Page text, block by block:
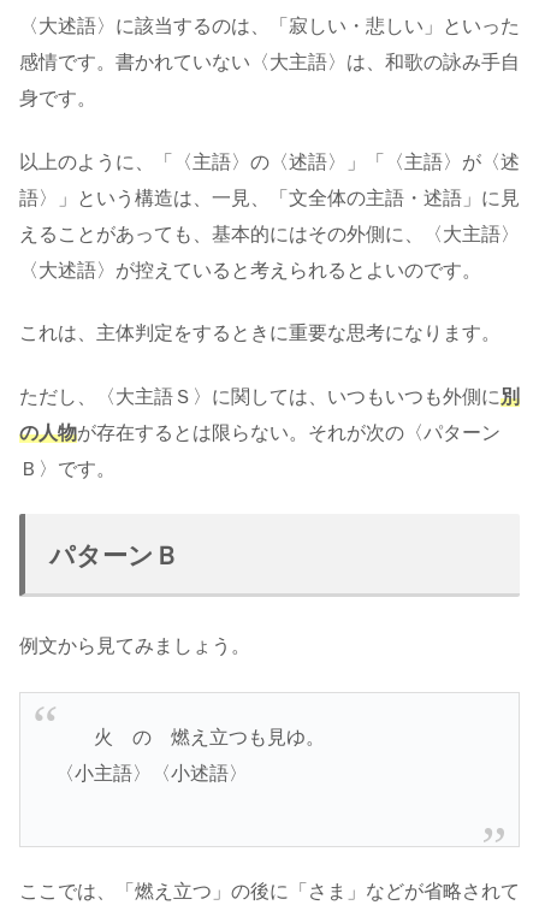
〈大述語〉に該当するのは、「寂しい・悲しい」といった
感情です。書かれていない〈大主語〉は、和歌の詠み手自
身です。
以上のように、「〈主語〉の〈述語〉」「〈主語〉が〈述
語〉」という構造は、一見、「文全体の主語・述語」に見
えることがあっても、基本的にはその外側に、〈大主語〉
〈大述語〉が控えていると考えられるとよいのです。
これは、主体判定をするときに重要な思考になります。
ただし、〈大主語Ｓ〉に関しては、いつもいつも外側に別
の人物が存在するとは限らない。それが次の〈パターン
Ｂ〉です。
パターンＢ
例文から見てみましょう。
火 の 燃え立つも見ゆ。
〈小主語〉〈小述語〉
ここでは、「燃え立つ」の後に「さま」などが省略されて